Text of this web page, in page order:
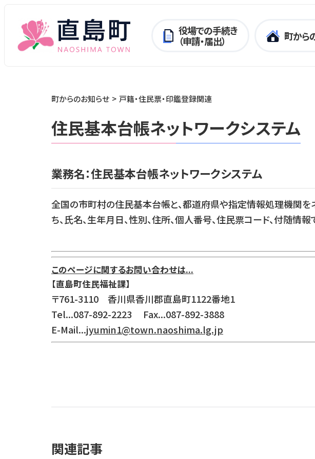
役場での手続き
（申請・届出）
町から
町からのお知らせ 戸籍・住民票・印鑑登録関連
住民基本台帳ネットワークシステム
業務名：住民基本台帳ネットワークシステム
全国の市町村の住民基本台帳と、都道府県や指定情報処理機関を
ち、氏名、生年月日、性別、住所、個人番号、住民票コード、付随情
このページに関するお問い合わせは...
【直島町住民福祉課】
〒761-3110 香川県香川郡直島町1122番地1
Tel...087-892-2223 Fax...087-892-3888
E-Mail...jyumin1@town.naoshima.lg.jp
関連記事